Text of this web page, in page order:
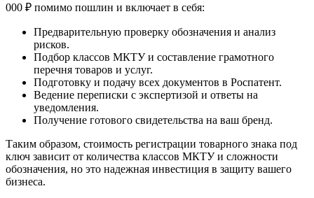
000 ₽ помимо пошлин и включает в себя:
Предварительную проверку обозначения и анализ
рисков.
Подбор классов МКТУ и составление грамотного
перечня товаров и услуг.
Подготовку и подачу всех документов в Роспатент.
Ведение переписки с экспертизой и ответы на
уведомления.
Получение готового свидетельства на ваш бренд.
Таким образом, стоимость регистрации товарного знака под
ключ зависит от количества классов МКТУ и сложности
обозначения, но это надежная инвестиция в защиту вашего
бизнеса.